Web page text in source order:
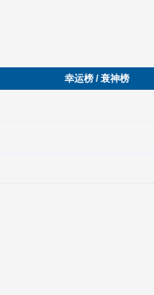
幸运榜 / 衰神榜